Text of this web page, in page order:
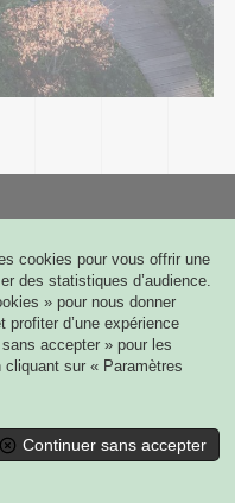
cookies pour vous offrir une
des statistiques d’audience.
» pour nous donner
d’une expérience
accepter » pour les
sur « Paramètres
Continuer sans accepter